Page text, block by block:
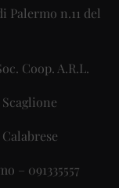
n.11 del
Coop. A.R.L.
– 091335557